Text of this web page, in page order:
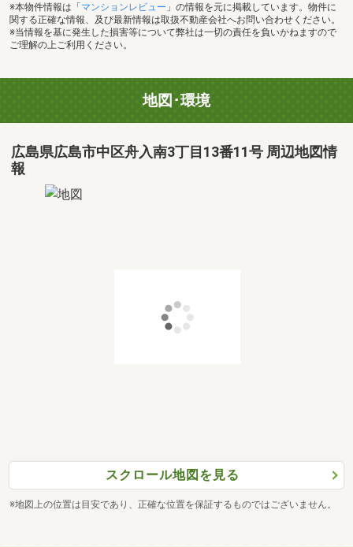
※本物件情報は「 マンションレビュー 」の情報を元に掲載しています。物件に
関する正確な情報、及び最新情報は取扱不動産会社へお問い合わせください。
※当情報を基に発生した損害等について弊社は一切の責任を負いかねますので
ご理解の上ご利用ください。
地図･環境
広島県広島市中区舟入南3丁目13番11号 周辺地図情
報
スクロール地図を見る
※地図上の位置は目安であり、正確な位置を保証するものではございません。